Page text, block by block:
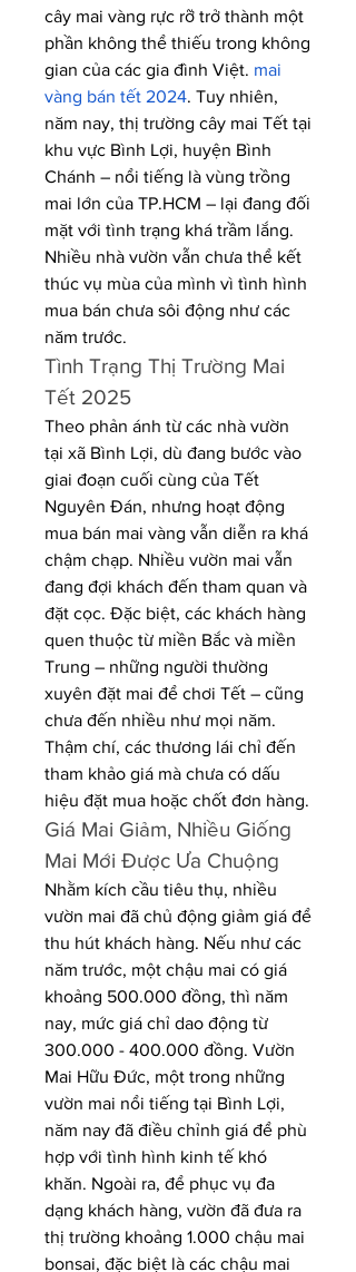
cây mai vàng rực rỡ trở thành một
phần không thể thiếu trong không
gian của các gia đình Việt. mai
vàng bán tết 2024. Tuy nhiên,
năm nay, thị trường cây mai Tết tại
khu vực Bình Lợi, huyện Bình
Chánh – nổi tiếng là vùng trồng
mai lớn của TP.HCM – lại đang đối
mặt với tình trạng khá trầm lắng.
Nhiều nhà vườn vẫn chưa thể kết
thúc vụ mùa của mình vì tình hình
mua bán chưa sôi động như các
năm trước.
Tình Trạng Thị Trường Mai
Tết 2025
Theo phản ánh từ các nhà vườn
tại xã Bình Lợi, dù đang bước vào
giai đoạn cuối cùng của Tết
Nguyên Đán, nhưng hoạt động
mua bán mai vàng vẫn diễn ra khá
chậm chạp. Nhiều vườn mai vẫn
đang đợi khách đến tham quan và
đặt cọc. Đặc biệt, các khách hàng
quen thuộc từ miền Bắc và miền
Trung – những người thường
xuyên đặt mai để chơi Tết – cũng
chưa đến nhiều như mọi năm.
Thậm chí, các thương lái chỉ đến
tham khảo giá mà chưa có dấu
hiệu đặt mua hoặc chốt đơn hàng.
Giá Mai Giảm, Nhiều Giống
Mai Mới Được Ưa Chuộng
Nhằm kích cầu tiêu thụ, nhiều
vườn mai đã chủ động giảm giá để
thu hút khách hàng. Nếu như các
năm trước, một chậu mai có giá
khoảng 500.000 đồng, thì năm
nay, mức giá chỉ dao động từ
300.000 - 400.000 đồng. Vườn
Mai Hữu Đức, một trong những
vườn mai nổi tiếng tại Bình Lợi,
năm nay đã điều chỉnh giá để phù
hợp với tình hình kinh tế khó
khăn. Ngoài ra, để phục vụ đa
dạng khách hàng, vườn đã đưa ra
thị trường khoảng 1.000 chậu mai
bonsai, đặc biệt là các chậu mai